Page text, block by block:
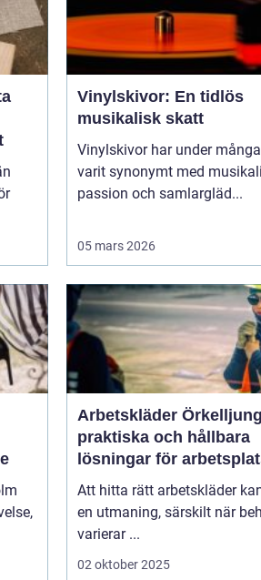
Vinylskivor: En tidlös
musikalisk skatt
Vinylskivor har under
varit synonymt med
passion och samlargläd...
05 mars 2026
Arbetskläder
praktiska och hållbara
lösningar för
Att hitta rätt arbetskläder
en utmaning, särskilt när
varierar ...
02 oktober 2025